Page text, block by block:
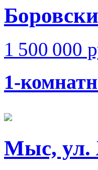
1 500 000
1-
Мыс, ул.